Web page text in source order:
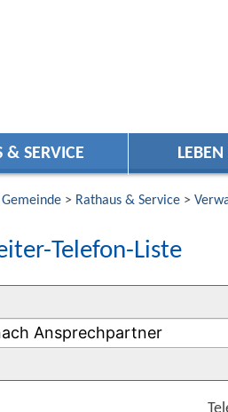
& SERVICE
Gemeinde> Rathaus & Service>
Telefon-Liste